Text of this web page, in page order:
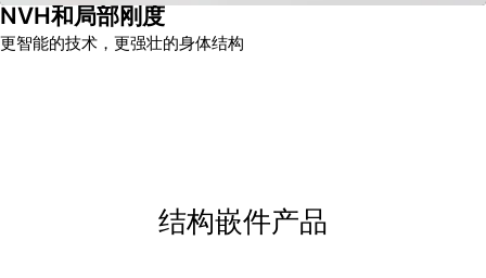
NVH和局部刚度
更智能的技术，更强壮的身体结构
结构嵌件产品